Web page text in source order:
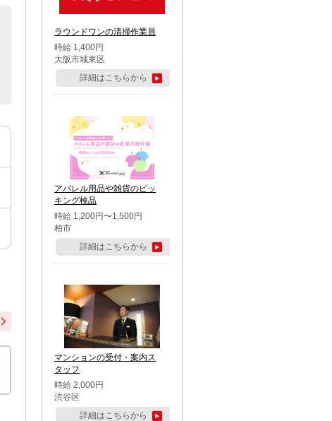
ラウンドワンの清掃作業員
時給 1,400円
大阪市城東区
詳細はこちらから
アパレル用品や雑貨のピッ
キング検品
時給 1,200円〜1,500円
柏市
詳細はこちらから
マンションの受付・案内ス
タッフ
時給 2,000円
渋谷区
詳細はこちらから